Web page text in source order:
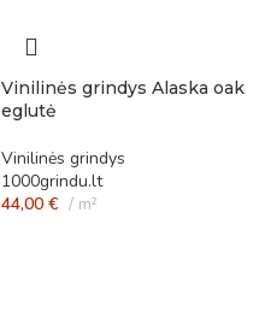
Vinilinės grindys Alaska oak
eglutė
Vinilinės grindys
1000grindu.lt
44,00 € m²